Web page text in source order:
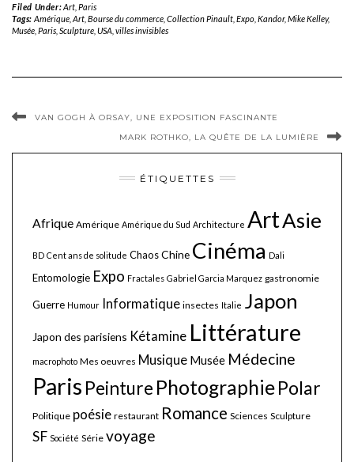
Filed Under:Art, Paris
Tags: Amérique, Art, Bourse du commerce, Collection Pinault, Expo, Kandor, Mike Kelley,
Musée Paris Sculpture USA villes invisibles
VAN GOGH À ORSAY, UNE EXPOSITION FASCINANTE
MARK ROTHKO, LA QUÊTE DE LA LUMIÈRE
ÉTIQUETTES
Afrique Amérique Amérique du Sud Architecture ArtAsie
BD Cent ans de solitude ChaosChine Cinéma Dali
Entomologie Expo Fractales Gabriel Garcia Marquez gastronomie
Guerre Humour Informatique insectes Italie Japon
Japon des parisiens Kétamine Littérature
macrophoto Mes oeuvres Musique Musée Médecine
Paris Peinture PhotographiePolar
Politique poésie restaurant Romance Sciences Sculpture
SF Société Série voyage